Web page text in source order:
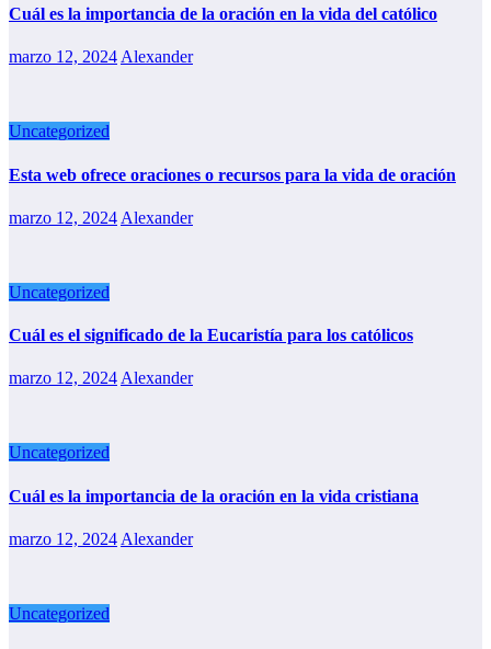
Cuál es la importancia de la oración en la vida del católico
marzo 12, 2024 Alexander
Uncategorized
Esta web ofrece oraciones o recursos para la vida de oración
marzo 12, 2024 Alexander
Uncategorized
Cuál es el significado de la Eucaristía para los católicos
marzo 12, 2024Alexander
Uncategorized
Cuál es la importancia de la oración en la vida cristiana
marzo 12, 2024 Alexander
Uncategorized